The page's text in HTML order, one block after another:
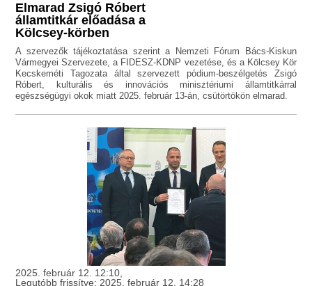
Elmarad Zsigó Róbert
államtitkár előadása a
Kölcsey-körben
A szervezők tájékoztatása szerint a Nemzeti Fórum Bács-Kiskun
Vármegyei Szervezete, a FIDESZ-KDNP vezetése, és a Kölcsey Kör
Kecskeméti Tagozata által szervezett pódium-beszélgetés Zsigó
Róbert, kulturális és innovációs minisztériumi államtitkárral
egészségügyi okok miatt 2025. február 13-án, csütörtökön elmarad.
2025. február 12. 12:10,
Legutóbb frissítve: 2025. február 12. 14:28